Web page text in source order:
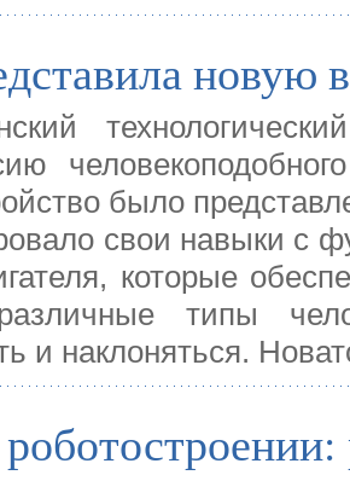
новую
было
свои навыки с
которые
типы
и наклоняться.